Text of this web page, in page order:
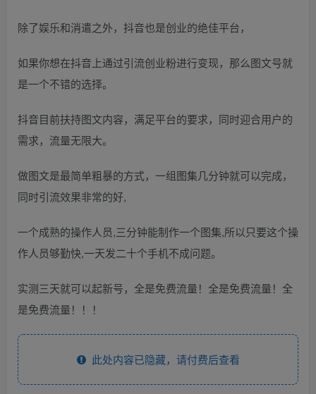
除了娱乐和消遣之外，抖音也是创业的绝佳平台，
如果你想在抖音上通过引流创业粉进行变现，那么图文号就
是一个不错的选择。
抖音目前扶持图文内容，满足平台的要求，同时迎合用户的
需求，流量无限大。
做图文是最简单粗暴的方式，一组图集几分钟就可以完成，
同时引流效果非常的好,
一个成熟的操作人员,三分钟能制作一个图集,所以只要这个操
作人员够勤快,一天发二十个手机不成问题。
实测三天就可以起新号，全是免费流量！全是免费流量！全
是免费流量！！！
此处内容已隐藏，请付费后查看